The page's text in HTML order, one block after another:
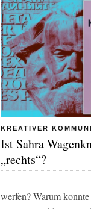
KREATIVER
Ist Sahra
„rechts“?
werfen? Warum